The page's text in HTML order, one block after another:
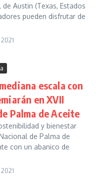
Austin (Texas, Estados
pueden disfrutar de
escala con
en XVII
Palma de Aceite
y bienestar
de Palma de
con un abanico de